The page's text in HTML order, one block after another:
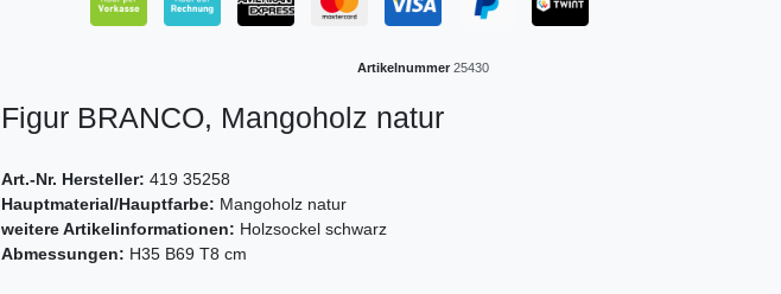
Artikelnummer 25430
Figur BRANCO, Mangoholz natur
Art.-Nr. Hersteller: 419 35258
Hauptmaterial/Hauptfarbe: Mangoholz natur
weitere Artikelinformationen: Holzsockel schwarz
Abmessungen: H35 B69 T8 cm